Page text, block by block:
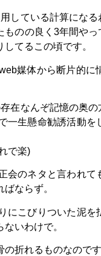
している計算にな
のの良く3年間や
てるこの頃です。
媒体から断片的に
在なんぞ記憶の奥
一生懸命勧誘活動を
で楽)
会のネタと言われて
ならず。
にこびりついた泥を
いわけで。
折れるものなのです